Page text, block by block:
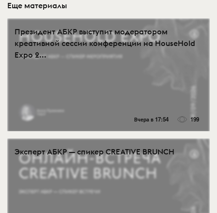
Еще материалы
Президент АБКР выступит модератором
креативной сессии конференции на HouseHold
Expo 2...
Вчера в 17:54 199
Эксперт АБКР — спикер CREATIVE BRUNCH